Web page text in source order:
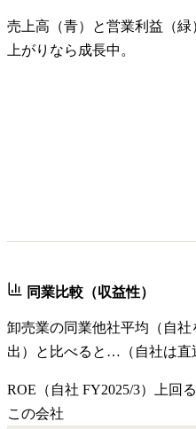
売上高（青）と営業利益（
上がりなら成長中。
同業比較（収益性）
卸売業の同業他社平均（自
出）と比べると…（自社は直
ROE （自社 FY2025/3）
上回る
この会社